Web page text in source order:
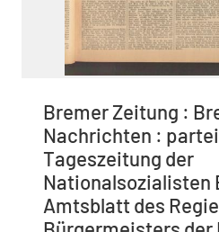
Bremer Zeitung :
Nachrichten :
Tageszeitung der
Nationalsozialisten
Amtsblatt des